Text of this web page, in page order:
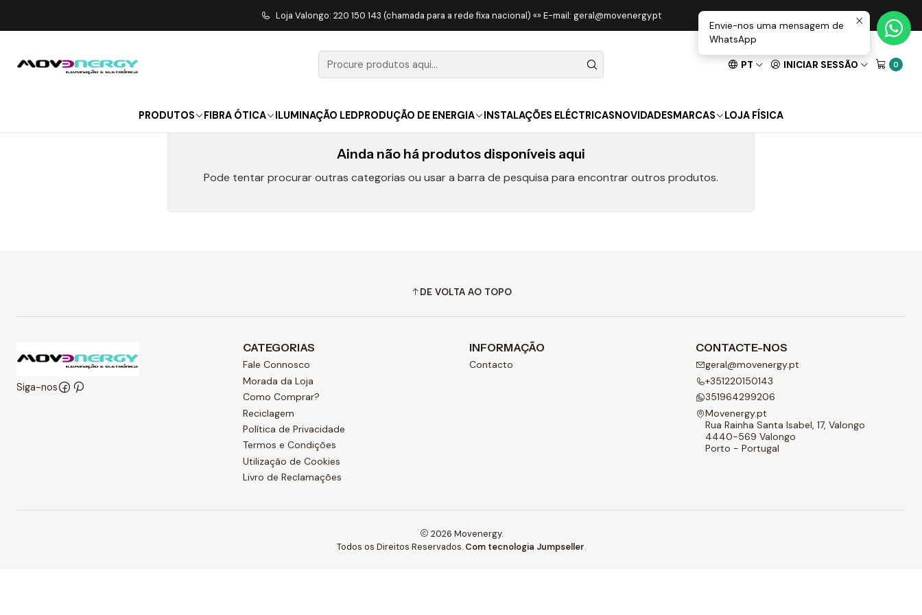
PT INICIAR SESSÃO 0
PRODUTOS FIBRA ÓTICA ILUMINAÇÃO LEDPRODUÇÃO DE ENERGIA INSTALAÇÕES ELÉCTRICASNOVIDADESMARCAS LOJA FÍSICA
Loja Valongo: 220 150 143 (chamada para a rede fixa nacional) «» E-mail: geral@movenergy.pt
Início VIGILÂNCIA | SEGURANÇA CÂMARAS COM BATERIA
COM BATERIA
Ainda não há produtos disponíveis aqui
Pode tentar procurar outras categorias ou usar a barra de pesquisa para encontrar outros produtos.
DE VOLTA AO TOPO
Siga-nos
CATEGORIAS
Fale Connosco
Morada da Loja
Como Comprar?
Reciclagem
Política de Privacidade
Termos e Condições
Utilização de Cookies
Livro de Reclamações
INFORMAÇÃO
Contacto
CONTACTE-NOS
geral@movenergy.pt
+351220150143
351964299206
Movenergy.pt
Rua Rainha Santa Isabel, 17, Valongo
4440-569 Valongo
Porto - Portugal
2026 Movenergy.
Todos os Direitos Reservados. Com tecnologia Jumpseller.
Envie-nos uma mensagem de
WhatsApp